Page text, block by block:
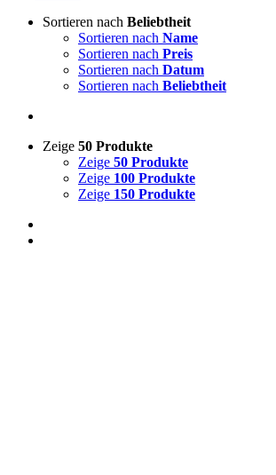
Sortieren nach Beliebtheit
Sortieren nach Name
Sortieren nach Preis
Sortieren nach Datum
Sortieren nach Beliebtheit
Zeige 50 Produkte
Zeige 50 Produkte
Zeige 100 Produkte
Zeige 150 Produkte